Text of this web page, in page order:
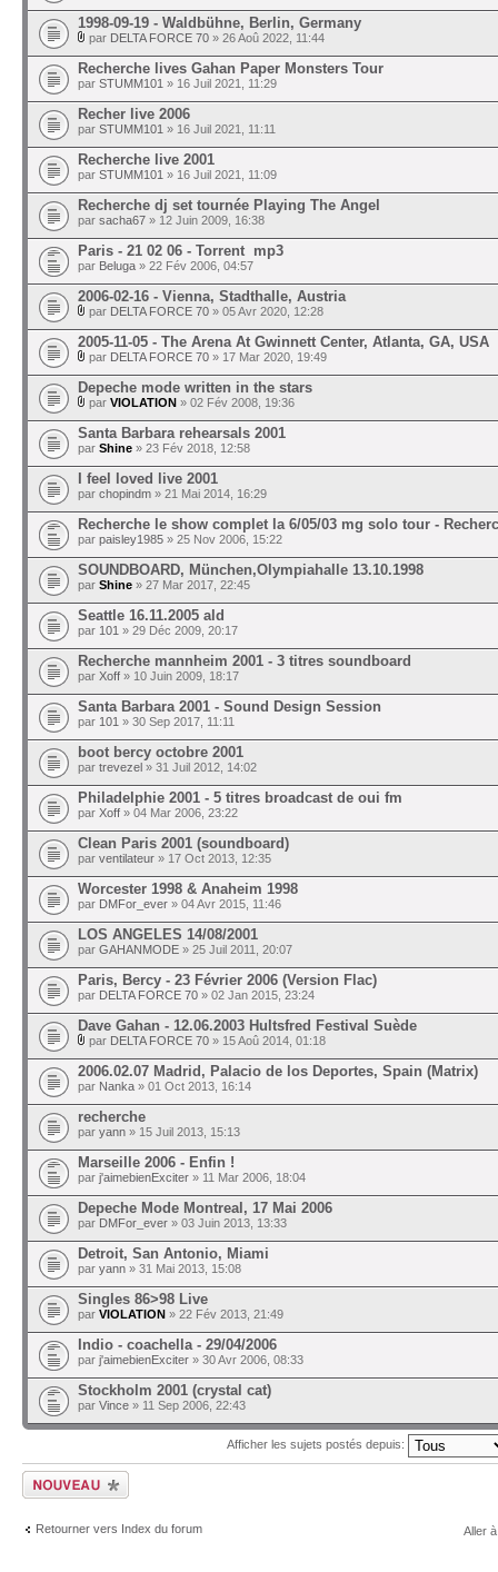
1998-09-19 - Waldbühne, Berlin, Germany
par DELTA FORCE 70 » 26 Aoû 2022, 11:44
Recherche lives Gahan Paper Monsters Tour
par STUMM101 » 16 Juil 2021, 11:29
Recher live 2006
par STUMM101 » 16 Juil 2021, 11:11
Recherche live 2001
par STUMM101 » 16 Juil 2021, 11:09
Recherche dj set tournée Playing The Angel
par sacha67 » 12 Juin 2009, 16:38
Paris - 21 02 06 - Torrent mp3
par Beluga » 22 Fév 2006, 04:57
2006-02-16 - Vienna, Stadthalle, Austria
par DELTA FORCE 70 » 05 Avr 2020, 12:28
2005-11-05 - The Arena At Gwinnett Center, Atlanta, GA, USA
par DELTA FORCE 70 » 17 Mar 2020, 19:49
Depeche mode written in the stars
par VIOLATION » 02 Fév 2008, 19:36
Santa Barbara rehearsals 2001
par Shine » 23 Fév 2018, 12:58
I feel loved live 2001
par chopindm » 21 Mai 2014, 16:29
Recherche le show complet la 6/05/03 mg solo tour -
par paisley1985 » 25 Nov 2006, 15:22
SOUNDBOARD, München,Olympiahalle 13.10.1998
par Shine » 27 Mar 2017, 22:45
Seattle 16.11.2005 ald
par 101 » 29 Déc 2009, 20:17
Recherche mannheim 2001 - 3 titres soundboard
par Xoff » 10 Juin 2009, 18:17
Santa Barbara 2001 - Sound Design Session
par 101 » 30 Sep 2017, 11:11
boot bercy octobre 2001
par trevezel » 31 Juil 2012, 14:02
Philadelphie 2001 - 5 titres broadcast de oui fm
par Xoff » 04 Mar 2006, 23:22
Clean Paris 2001 (soundboard)
par ventilateur » 17 Oct 2013, 12:35
Worcester 1998 & Anaheim 1998
par DMFor_ever » 04 Avr 2015, 11:46
LOS ANGELES 14/08/2001
par GAHANMODE » 25 Juil 2011, 20:07
Paris, Bercy - 23 Février 2006 (Version Flac)
par DELTA FORCE 70 » 02 Jan 2015, 23:24
Dave Gahan - 12.06.2003 Hultsfred Festival Suède
par DELTA FORCE 70 » 15 Aoû 2014, 01:18
2006.02.07 Madrid, Palacio de los Deportes, Spain (Matrix)
par Nanka » 01 Oct 2013, 16:14
recherche
par yann » 15 Juil 2013, 15:13
Marseille 2006 - Enfin !
par j'aimebienExciter » 11 Mar 2006, 18:04
Depeche Mode Montreal, 17 Mai 2006
par DMFor_ever » 03 Juin 2013, 13:33
Detroit, San Antonio, Miami
par yann » 31 Mai 2013, 15:08
Singles 86>98 Live
par VIOLATION » 22 Fév 2013, 21:49
Indio - coachella - 29/04/2006
par j'aimebienExciter » 30 Avr 2006, 08:33
Stockholm 2001 (crystal cat)
par Vince » 11 Sep 2006, 22:43
Afficher les sujets postés depuis:
Ecrire un nouveau
sujet
Retourner vers Index du forum Aller